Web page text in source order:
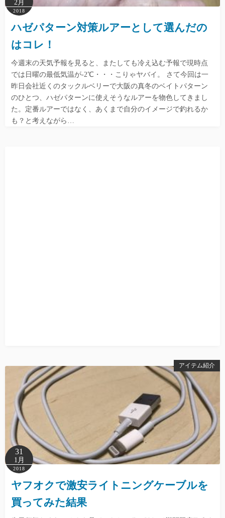
2月
2018
ハゼパターン対策ルアーとして選んだの
はコレ！
今週末の天気予報を見ると、またしても冷え込む予報で現時点
では日曜の最低気温が-2℃・・・こりゃヤバイ。 さて今回は一
昨日会社近くのタックルベリーで大阪の真冬のベイトパターン
のひとつ、ハゼパターンに使えそうなルアーを物色してきまし
た。定番ルアーではなく、あくまで自分のイメージで釣れるか
も？と考えながら…
アイテム紹介
31
1月
2018
ヤフオクで激安ライトニングケーブルを
買ってみた結果